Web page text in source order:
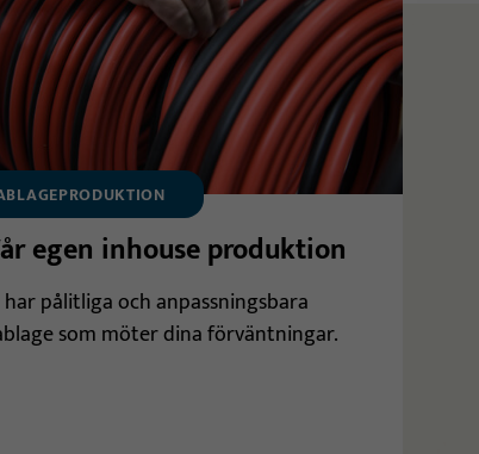
egen inhouse produktion
har pålitliga och anpassningsbara
som möter dina förväntningar.